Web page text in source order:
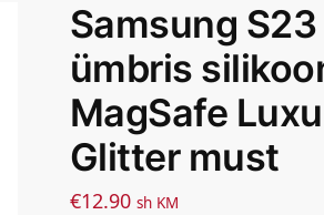
Samsung
ümbris
MagSafe
Glitter must
€12.90 sh KM